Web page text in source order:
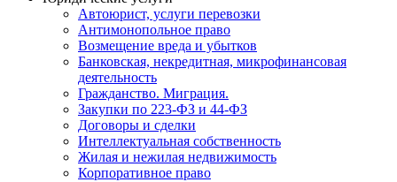
Автоюрист, услуги перевозки
Антимонопольное право
Возмещение вреда и убытков
Банковская, некредитная, микрофинансовая
деятельность
Гражданство. Миграция.
Закупки по 223-ФЗ и 44-ФЗ
Договоры и сделки
Интеллектуальная собственность
Жилая и нежилая недвижимость
Корпоративное право